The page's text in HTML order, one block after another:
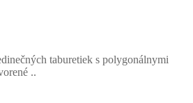
taburetiek s polygonálnymi
..